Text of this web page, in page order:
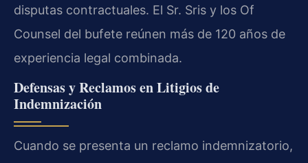
disputas contractuales. El Sr. Sris y los Of
Counsel del bufete reúnen más de 120 años de
experiencia legal combinada.
Defensas y Reclamos en Litigios de
Indemnización
Cuando se presenta un reclamo indemnizatorio,